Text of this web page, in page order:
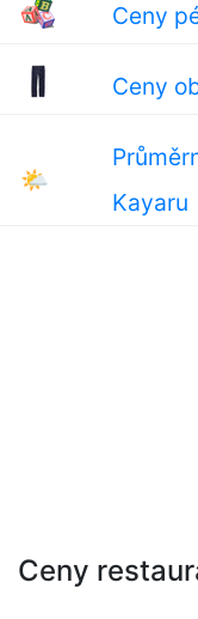
Ceny
Ceny
🌤
Kayaru
Ceny